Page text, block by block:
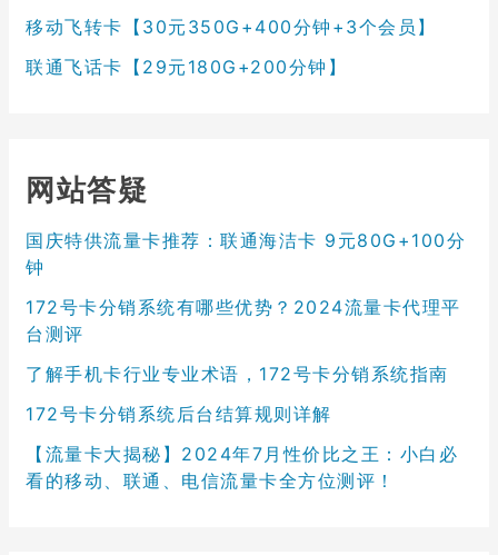
移动飞转卡【30元350G+400分钟+3个会员】
联通飞话卡【29元180G+200分钟】
网站答疑
国庆特供流量卡推荐：联通海洁卡 9元80G+100分
钟
172号卡分销系统有哪些优势？2024流量卡代理平
台测评
了解手机卡行业专业术语，172号卡分销系统指南
172号卡分销系统后台结算规则详解
【流量卡大揭秘】2024年7月性价比之王：小白必
看的移动、联通、电信流量卡全方位测评！